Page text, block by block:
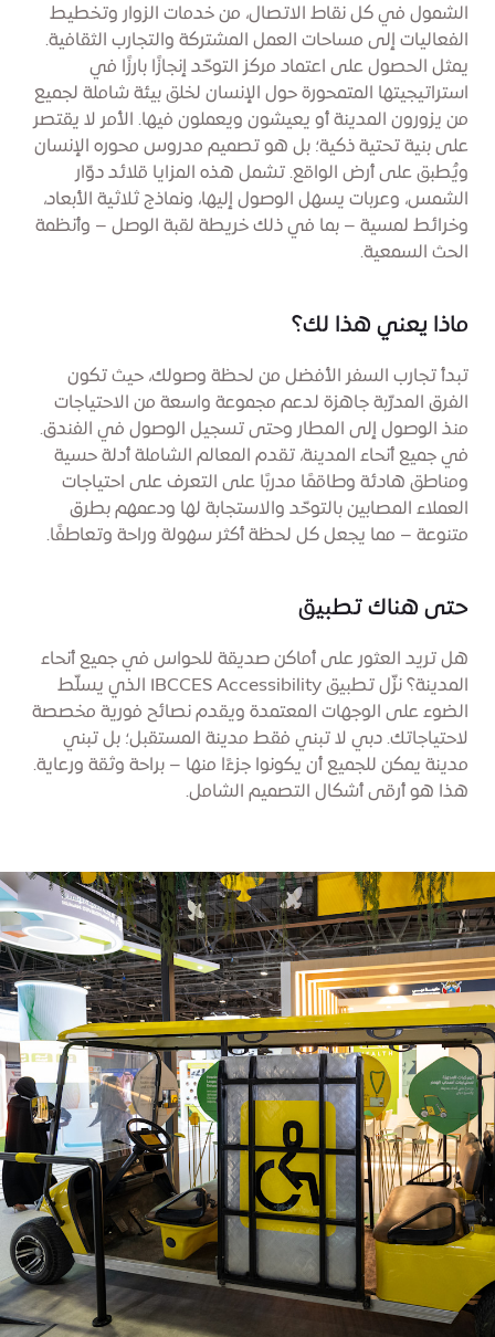
الشمول في كل نقاط الاتصال، من خدمات الزوار وتخطيط
الفعاليات إلى مساحات العمل المشتركة والتجارب الثقافية.
يمثل الحصول على اعتماد مركز التوحّد إنجازًا بارزًا في
استراتيجيتها المتمحورة حول الإنسان لخلق بيئة شاملة لجميع
من يزورون المدينة أو يعيشون ويعملون فيها. الأمر لا يقتصر
على بنية تحتية ذكية؛ بل هو تصميم مدروس محوره الإنسان
ويُطبق على أرض الواقع. تشمل هذه المزايا قلائد دوّار
الشمس، وعربات يسهل الوصول إليها، ونماذج ثلاثية الأبعاد،
وخرائط لمسية – بما في ذلك خريطة لقبة الوصل – وأنظمة
الحث السمعية.
ماذا يعني هذا لك؟
تبدأ تجارب السفر الأفضل من لحظة وصولك، حيث تكون
الفرق المدرّبة جاهزة لدعم مجموعة واسعة من الاحتياجات
منذ الوصول إلى المطار وحتى تسجيل الوصول في الفندق.
في جميع أنحاء المدينة، تقدم المعالم الشاملة أدلة حسية
ومناطق هادئة وطاقمًا مدربًا على التعرف على احتياجات
العملاء المصابين بالتوحّد والاستجابة لها ودعمهم بطرق
متنوعة – مما يجعل كل لحظة أكثر سهولة وراحة وتعاطفًا.
حتى هناك تطبيق
هل تريد العثور على أماكن صديقة للحواس في جميع أنحاء
المدينة؟ نزّل تطبيق IBCCES Accessibility الذي يسلّط
الضوء على الوجهات المعتمدة ويقدم نصائح فورية مخصصة
لاحتياجاتك. دبي لا تبني فقط مدينة المستقبل؛ بل تبني
مدينة يمكن للجميع أن يكونوا جزءًا منها – براحة وثقة ورعاية.
هذا هو أرقى أشكال التصميم الشامل.